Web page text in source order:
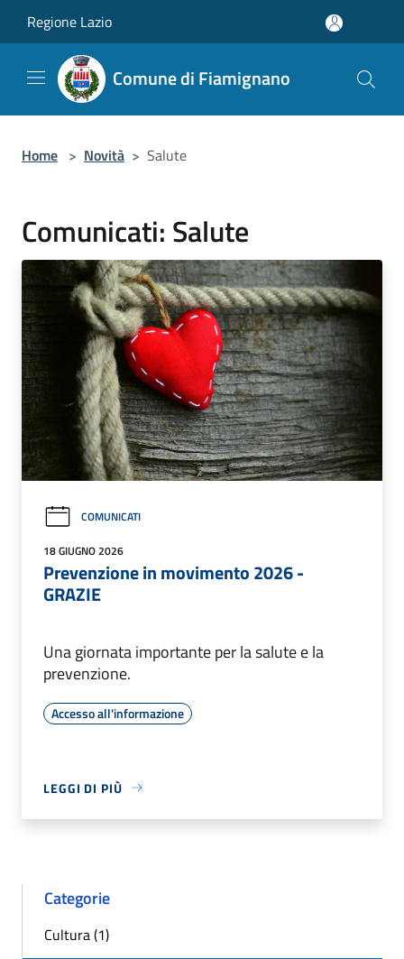
Regione Lazio
Comune di Fiamignano
Home > Novità > Salute
Comunicati: Salute
COMUNICATI
18 GIUGNO 2026
Prevenzione in movimento 2026 -
GRAZIE
Una giornata importante per la salute e la
prevenzione.
Accesso all'informazione
LEGGI DI PIÙ
Categorie
Cultura (1)